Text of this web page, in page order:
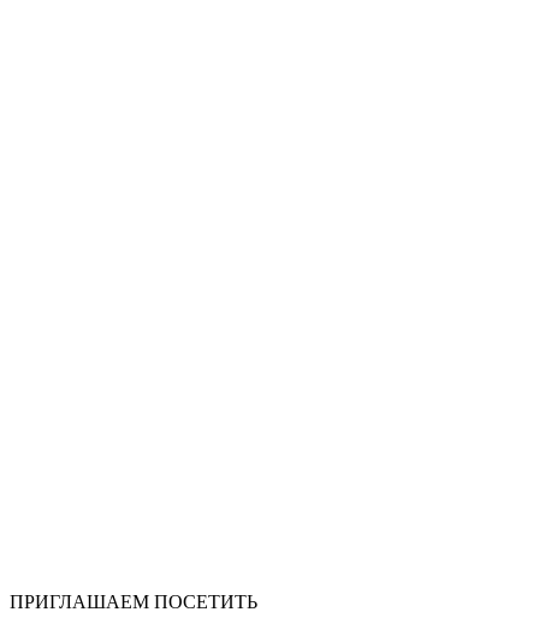
ПРИГЛАШАЕМ ПОСЕТИТЬ